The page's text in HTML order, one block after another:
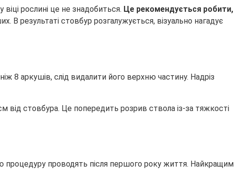
рослині це не знадобиться. Це рекомендується робити,
В результаті стовбур розгалужується, візуально нагадує
8 аркушів, слід видалити його верхню частину. Надріз
від стовбура. Це попередить розрив ствола із-за тяжкості
проводять після першого року життя. Найкращим